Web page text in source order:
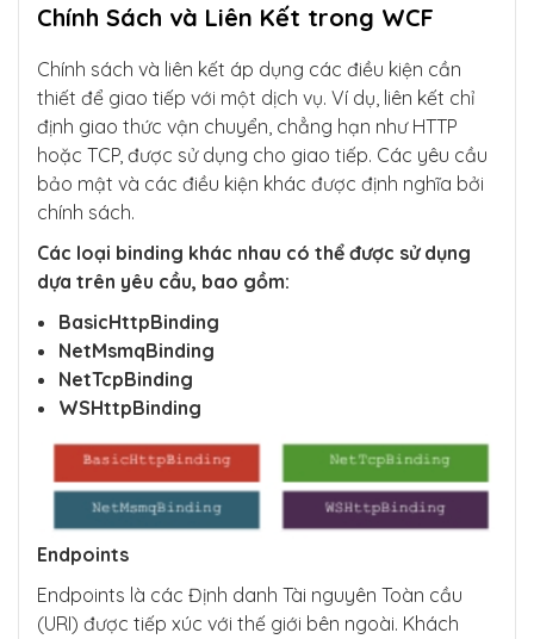
Chính Sách và Liên Kết trong WCF
Chính sách và liên kết áp dụng các điều kiện cần
thiết để giao tiếp với một dịch vụ. Ví dụ, liên kết chỉ
định giao thức vận chuyển, chẳng hạn như HTTP
hoặc TCP, được sử dụng cho giao tiếp. Các yêu cầu
bảo mật và các điều kiện khác được định nghĩa bởi
chính sách.
Các loại binding khác nhau có thể được sử dụng
dựa trên yêu cầu, bao gồm:
BasicHttpBinding
NetMsmqBinding
NetTcpBinding
WSHttpBinding
Endpoints
Endpoints là các Định danh Tài nguyên Toàn cầu
(URI) được tiếp xúc với thế giới bên ngoài. Khách